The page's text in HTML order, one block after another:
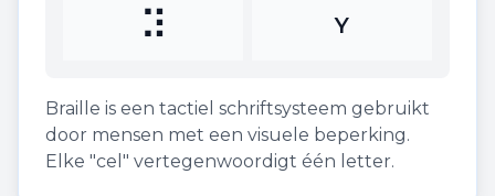
⠽ Y
Braille is een tactiel schriftsysteem gebruikt
door mensen met een visuele beperking.
Elke "cel" vertegenwoordigt één letter.